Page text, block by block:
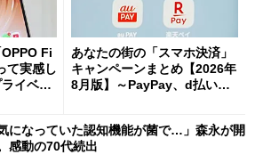
Fi
て実感し
イベー
あなたの街の「スマホ決済」
キャンペーンまとめ【2026年
8月版】～PayPay、d払い、a
気になっていた認知機能が菌で…」森永が開
感動の70代続出